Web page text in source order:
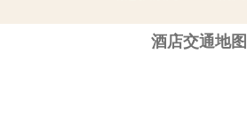
酒店交通地图